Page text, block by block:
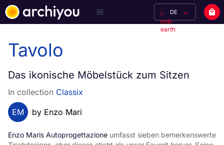
i-
mdi-
earth
DE
Tavolo
Das ikonische Möbelstück zum Sitzen
In collection Classix
EM
by Enzo Mari
Enzo Maris Autoprogettazione umfasst sieben bemerkenswerte